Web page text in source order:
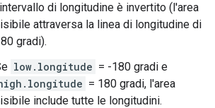
di longitudine è invertito (l'area
attraversa la linea di longitudine di
gradi).
low.longitude = -180 gradi e
= 180 gradi, l'area
include tutte le longitudini.